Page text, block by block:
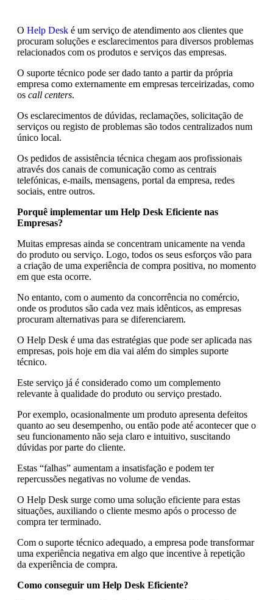
O Help Desk é um serviço de atendimento aos clientes que
procuram soluções e esclarecimentos para diversos problemas
relacionados com os produtos e serviços das empresas.
O suporte técnico pode ser dado tanto a partir da própria
empresa como externamente em empresas terceirizadas, como
os call centers.
Os esclarecimentos de dúvidas, reclamações, solicitação de
serviços ou registo de problemas são todos centralizados num
único local.
Os pedidos de assistência técnica chegam aos profissionais
através dos canais de comunicação como as centrais
telefónicas, e-mails, mensagens, portal da empresa, redes
sociais, entre outros.
Porquê implementar um Help Desk Eficiente nas
Empresas?
Muitas empresas ainda se concentram unicamente na venda
do produto ou serviço. Logo, todos os seus esforços vão para
a criação de uma experiência de compra positiva, no momento
em que esta ocorre.
No entanto, com o aumento da concorrência no comércio,
onde os produtos são cada vez mais idênticos, as empresas
procuram alternativas para se diferenciarem.
O Help Desk é uma das estratégias que pode ser aplicada nas
empresas, pois hoje em dia vai além do simples suporte
técnico.
Este serviço já é considerado como um complemento
relevante à qualidade do produto ou serviço prestado.
Por exemplo, ocasionalmente um produto apresenta defeitos
quanto ao seu desempenho, ou então pode até acontecer que o
seu funcionamento não seja claro e intuitivo, suscitando
dúvidas por parte do cliente.
Estas “falhas” aumentam a insatisfação e podem ter
repercussões negativas no volume de vendas.
O Help Desk surge como uma solução eficiente para estas
situações, auxiliando o cliente mesmo após o processo de
compra ter terminado.
Com o suporte técnico adequado, a empresa pode transformar
uma experiência negativa em algo que incentive à repetição
da experiência de compra.
Como conseguir um Help Desk Eficiente?